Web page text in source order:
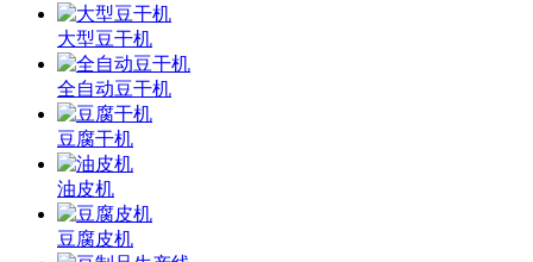
大型豆干机
全自动豆干机
豆腐干机
油皮机
豆腐皮机